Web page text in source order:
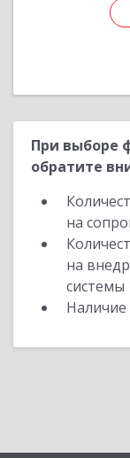
При выборе
обратите
на
на
системы
Наличие